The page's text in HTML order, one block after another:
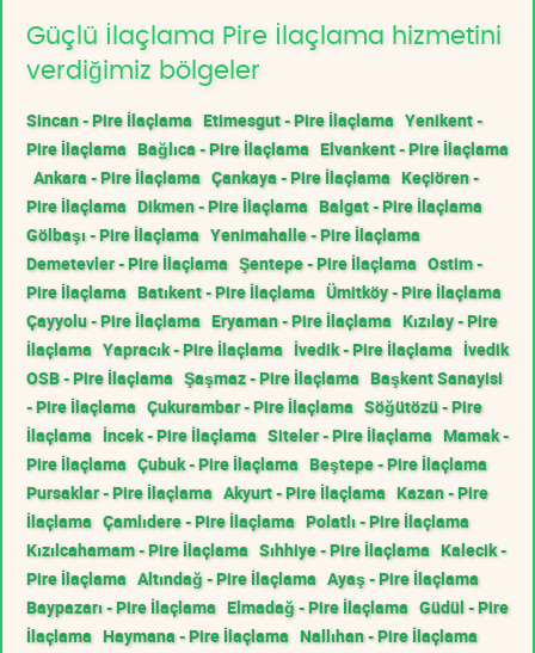
Güçlü İlaçlama Pire İlaçlama hizmetini
verdiğimiz bölgeler
Sincan - Pire İlaçlama Etimesgut - Pire İlaçlama Yenikent -
Pire İlaçlama Bağlıca - Pire İlaçlama Elvankent - Pire İlaçlama
Ankara - Pire İlaçlama Çankaya - Pire İlaçlama Keçiören -
Pire İlaçlama Dikmen - Pire İlaçlama Balgat - Pire İlaçlama
Gölbaşı - Pire İlaçlama Yenimahalle - Pire İlaçlama
Demetevler - Pire İlaçlama Şentepe - Pire İlaçlama Ostim -
Pire İlaçlama Batıkent - Pire İlaçlama Ümitköy - Pire İlaçlama
Çayyolu - Pire İlaçlama Eryaman - Pire İlaçlama Kızılay - Pire
İlaçlama Yapracık - Pire İlaçlama İvedik - Pire İlaçlama İvedik
OSB - Pire İlaçlama Şaşmaz - Pire İlaçlama Başkent Sanayisi
- Pire İlaçlama Çukurambar - Pire İlaçlama Söğütözü - Pire
İlaçlama İncek - Pire İlaçlama Siteler - Pire İlaçlama Mamak -
Pire İlaçlama Çubuk - Pire İlaçlama Beştepe - Pire İlaçlama
Pursaklar - Pire İlaçlama Akyurt - Pire İlaçlama Kazan - Pire
İlaçlama Çamlıdere - Pire İlaçlama Polatlı - Pire İlaçlama
Kızılcahamam - Pire İlaçlama Sıhhiye - Pire İlaçlama Kalecik -
Pire İlaçlama Altındağ - Pire İlaçlama Ayaş - Pire İlaçlama
Baypazarı - Pire İlaçlama Elmadağ - Pire İlaçlama Güdül - Pire
İlaçlama Haymana - Pire İlaçlama Nallıhan - Pire İlaçlama